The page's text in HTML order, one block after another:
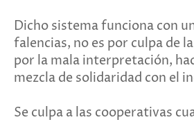
Dicho sistema funciona con
falencias, no es por culpa de
por la mala interpretación,
mezcla de solidaridad con el
Se culpa a las cooperativas